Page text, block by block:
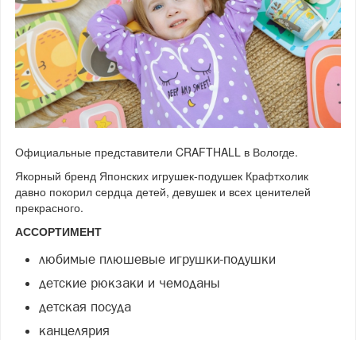
Официальные представители CRAFTHALL в Вологде.
Якорный бренд Японских игрушек-подушек Крафтхолик
давно покорил сердца детей, девушек и всех ценителей
прекрасного.
АССОРТИМЕНТ
любимые плюшевые игрушки-подушки
детские рюкзаки и чемоданы
детская посуда
канцелярия